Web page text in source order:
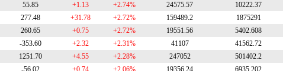
55.85 +1.13 +2.74% 24575.57 10222.37
277.48 +31.78 +2.72% 159489.2 1875291
260.65 +0.75 +2.72% 19551.56 5402.608
-353.60 +2.32 +2.31% 41107 41562.72
1251.70 +4.55 +2.28% 247052 501402.2
-56.02 +0.74 +2.06% 19356.24 6935.202